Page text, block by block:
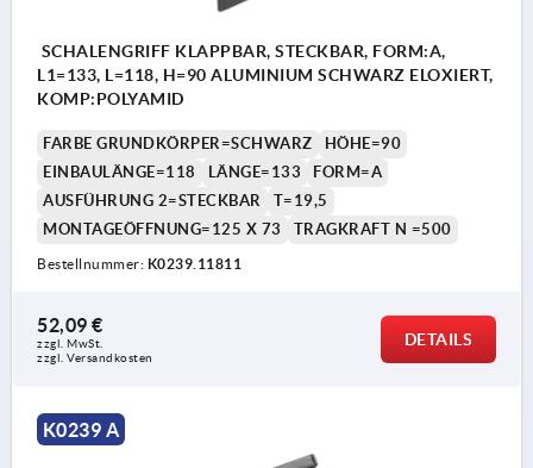
SCHALENGRIFF KLAPPBAR, STECKBAR, FORM:A,
L1=133, L=118, H=90 ALUMINIUM SCHWARZ ELOXIERT,
KOMP:POLYAMID
FARBE GRUNDKÖRPER=SCHWARZ
HÖHE=90
EINBAULÄNGE=118
LÄNGE=133
FORM=A
AUSFÜHRUNG 2=STECKBAR
T=19,5
MONTAGEÖFFNUNG=125 X 73
TRAGKRAFT N =500
Bestellnummer: K0239.11811
52,09 €
zzgl. MwSt.
zzgl. Versandkosten
DETAILS
K0239 A